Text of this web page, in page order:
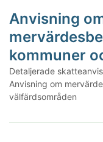
Anvisning
kommuner
Detaljerade
Anvisning om
välfärdsområden